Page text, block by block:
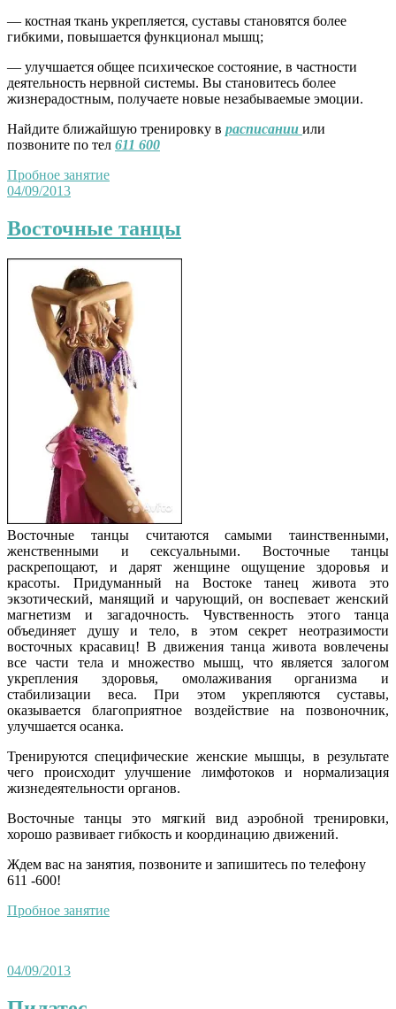
— костная ткань укрепляется, суставы становятся более
гибкими, повышается функционал мышц;
— улучшается общее психическое состояние, в частности
деятельность нервной системы. Вы становитесь более
жизнерадостным, получаете новые незабываемые эмоции.
Найдите ближайшую тренировку в расписании или
позвоните по тел 611 600
Пробное занятие
04/09/2013
Восточные танцы
Восточные танцы считаются самыми таинственными,
женственными и сексуальными. Восточные танцы
раскрепощают, и дарят женщине ощущение здоровья и
красоты. Придуманный на Востоке танец живота это
экзотический, манящий и чарующий, он воспевает женский
магнетизм и загадочность. Чувственность этого танца
объединяет душу и тело, в этом секрет неотразимости
восточных красавиц! В движения танца живота вовлечены
все части тела и множество мышц, что является залогом
укрепления здоровья, омолаживания организма и
стабилизации веса. При этом укрепляются суставы,
оказывается благоприятное воздействие на позвоночник,
улучшается осанка.
Тренируются специфические женские мышцы, в результате
чего происходит улучшение лимфотоков и нормализация
жизнедеятельности органов.
Восточные танцы это мягкий вид аэробной тренировки,
хорошо развивает гибкость и координацию движений.
Ждем вас на занятия, позвоните и запишитесь по телефону
611 -600!
Пробное занятие
04/09/2013